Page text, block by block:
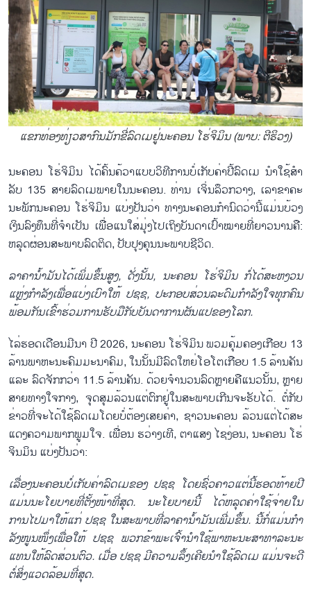
ແຂກ​ທ່ອງ​ທ່ຽວ​ສາ​ກົນມັກ​ຂີ່​ລົດ​ເມ​ຢູ່​ນະ​ຄອນ ໂຮ່​ຈິ​ມິນ (ພາບ: ຕີ​ຮິວງ)
ນະ​ຄອ​ນ ໂຮ່​ຈິ​ມິນ ໄດ້​ຄົ້ນ​ຄ້​ວາແບບ​ວິ​ທີ​ການບໍ່​ເກັບ​ຄ່າ​ປີ້​ລົດ​ເມ ນຳ​ໃຊ້​ສຳ​
ລັບ 135 ສາຍ​ລົດ​ເມ​ພາຍ​ໃນ​ນະ​ຄອນ​. ທ່ານ ເຈິ່ນ​ລຶວກວາງ, ເລາ​ຂາ​ຄະ​
ນະ​ພັກ​ນະ​ຄອນ ໂຮ່​ຈິ​ມິນ ແບ່ງ​ປັນວ່າ ທາງ​ນະ​ຄອນ​ກຳ​ນົດ​ວ່ານີ້​ແມ່ນ​ບ້ວງ​
ເງິນ​ລົງ​ທຶນ​ທີ່​ຈຳ​ເປັນ ເພື່ອ​ແນ​ໃສ່​ມຸ່ງ​ໄປ​ເຖິງ​ບັນ​ດາ​ເປົ້າ​ໝາຍ​ທີ່​ຍາວ​ນານ​ຄື:
ຫລຸດ​ຜ່ອນ​ສະ​ພາບ​ລົດ​ຕິດ, ປັບ​ປຸງ​ຄຸນ​ນະ​ພາບຊີວິດ​.
ລາ​ຄາ​ນ້ຳ​ມັນ​ໄດ້​ເພ​ິ່ມ​ຂຶ້ນ​ສູງ, ດັ່ງ​ນັ້ນ, ນະ​ຄອນ ໂຮ່​ຈິ​ມິນ ກໍ່​ໄດ້​ສະ​ຫງວນ​
ແຫຼ່ງ​ກຳ​ລັງ​ເພື່ອ​ແບ່ງເບົາໃຫ້ ປ​ຊ​ຊ, ປະ​ກອບ​ສ່ວນ​ລະ​ດົມ​ກຳ​ລັງ​ໃຈ​ທຸກ​ຄົນ
ພ້ອມ​ກັນ​ເຂົ້າ​ຮ່ວມການ​ຮັບ​ມື​ກັບ​ບັນ​ດາ​ການ​ຜັນ​ແປ​ຂອງ​ໂລກ.
ໄລ່​ຮອດ​ເດືອນ​ມີ​ນາ ​ປີ 2026, ນະ​ຄອນ ໂຮ່​ຈິ​ມິນ ພວມ​ຄຸ້ມ​ຄອງ​ເກືອບ 13
ລ້ານ​ພາ​ຫະ​ນະ​ຄົມ​ມະ​ນາ​ຄົມ, ໃນ​ນັ້ນ​ມີ​ລົດໃຫຍ່​ໂອ​ໂຕ​ເກືອບ 1.5 ລ້ານ​ຄັນ
ແລະ ລົດ​ຈັກ​ກວ່າ 11.5 ລ້ານ​ຄັນ. ດ້ວຍ​ຈຳ​ນວນ​ລົດຫຼາຍ​ຄື​ແນວນັ້ນ, ຫຼາຍ​
ສາຍ​ທາງ​ໃຈ​ກາງ, ຈຸດ​ສຸມ​ລ້​ວນ​ແຕ່​ຕົກ​ຢູ່​ໃນ​ສະ​ພາບເກີນຈະຮັບໄດ້. ຕໍ່​ກັບ
ຂ່າວ​ທີ່ຈະ​ໄດ້​ໃຊ້​ລົດ​ເມໂດຍບໍ່​ຕ້ອງ​ເສຍ​ຄ່າ, ຊາວ​ນະ​ຄອນ ລ້ວນ​ແຕ່​ໄດ້​ສະ​
ແດງ​ຄວາມ​ພາກ​ພູມ​ໃຈ. ເພື່ອນ ຮວ່າງເ​ທີ, ຕາ​ແສງ ໄຊ​ງ່ອນ, ນະ​ຄອນ ໂຮ່​
ຈິນ​ມິນ ແບ່ງ​ປັນ​ວ່າ:
ເລື່ອງ​ນະ​ຄອນບໍ່​ເກັບ​ຄ່າ​ລົດ​ເມ​ຂອງ ປ​ຊ​ຊ ໂດຍ​ຊ​ົ່ວ​ຄາວແຕ່ນີ້​ຮອດ​ທ້າຍ​ປີ​
ແມ່ນ​ນະ​ໂຍບາຍ​ທີ່​ຕັ້ງ​ໜ້າ​ທີ່​ສຸດ. ນະ​ໂຍ​ບາຍນີ້ ໄດ້​ຫລຸດ​ຄ່າ​ໃຊ້​ຈ່າຍໃນ
ການ​ໄປ​ມາ​ໃຫ້​ແກ່ ປ​ຊ​ຊ ໃນ​ສະ​ພາບທີ່​ລາ​ຄາ​ນ້ຳ​ມັນ​ເພີ່ມ​ຂຶ້ນ. ນີ້ກໍ່​ແມ່ນ​ກຳ​
ລັງ​ໜູນ​ໜຶ່ງ​ເພື່ອ​ໃຫ້ ປ​ຊ​ຊ ພວກ​ຂ້າ​ພະ​ເຈົ້າ​ນຳ​ໃຊ້​ພາ​ຫະ​ນະ​ສາ​ທາ​ລະ​ນະ
ແທນ​ໃຫ້​ລົດ​ສ່ວນ​ຕົວ. ເມື່ອ ປ​ຊ​ຊ ມີ​ຄວາມ​ລຶ້ງ​ເຄີຍ​ນຳ​ໃຊ້​ລົດ​ເມ ແມ່ນຈະ​ດີ​
ຕໍ່​ສິ່ງ​ແວດ​ລ້ອມ​ທີ່​ສຸດ.